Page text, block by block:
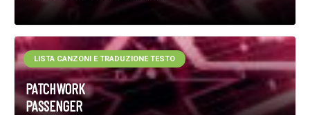
PATCHWORK
PASSENGER
LISTA CANZONI E TRADUZIONE TESTO